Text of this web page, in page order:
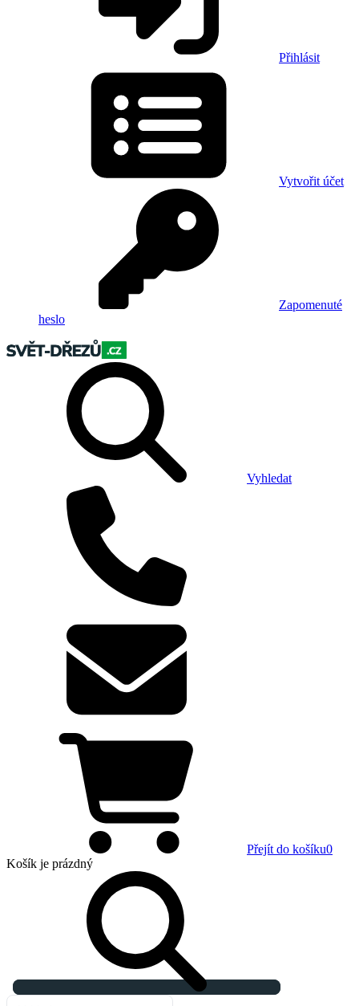
Přihlásit
Vytvořit účet
Zapomenuté
heslo
Vyhledat
Přejít do košíku0
Košík je prázdný